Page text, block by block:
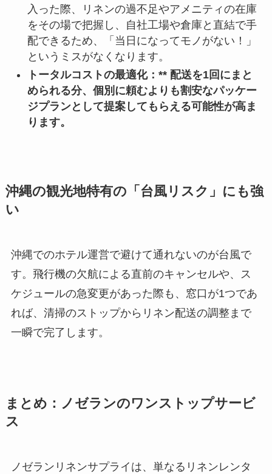
入った際、リネンの過不足やアメニティの在庫
をその場で把握し、自社工場や倉庫と直結で手
配できるため、「当日になってモノがない！」
というミスがなくなります。
トータルコストの最適化：** 配送を1回にまと
められる分、個別に頼むよりも割安なパッケー
ジプランとして提案してもらえる可能性が高ま
ります。
沖縄の観光地特有の「台風リスク」にも強
い
沖縄でのホテル運営で避けて通れないのが台風で
す。飛行機の欠航による直前のキャンセルや、ス
ケジュールの急変更があった際も、窓口が1つであ
れば、清掃のストップからリネン配送の調整まで
一瞬で完了します。
まとめ：ノゼランのワンストップサービ
ス
ノゼランリネンサプライは、単なるリネンレンタ